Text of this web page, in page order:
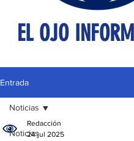
EL OJO
Entrada
Noticias
Noticias
Redacción
24 jul 2025